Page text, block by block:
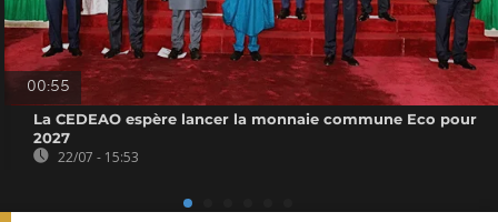
00:55
La CEDEAO espère lancer la monnaie commune Eco pour
2027
22/07 - 15:53